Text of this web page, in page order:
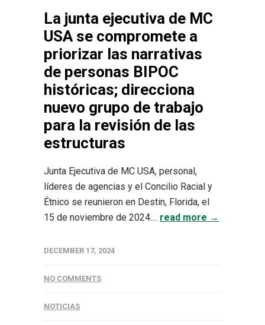
La junta ejecutiva de MC
USA se compromete a
priorizar las narrativas
de personas BIPOC
históricas; direcciona
nuevo grupo de trabajo
para la revisión de las
estructuras
Junta Ejecutiva de MC USA, personal,
líderes de agencias y el Concilio Racial y
Étnico se reunieron en Destin, Florida, el
15 de noviembre de 2024.... read more →
DECEMBER 17, 2024
NO COMMENTS
NOTICIAS